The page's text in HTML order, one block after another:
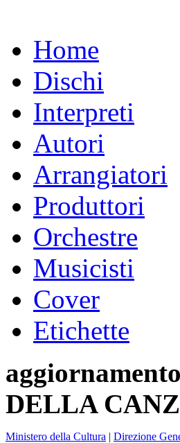
Home
Dischi
Interpreti
Autori
Arrangiatori
Produttori
Orchestre
Musicisti
Cover
Etichette
DELLA
Ministero della Cultura | Direzione